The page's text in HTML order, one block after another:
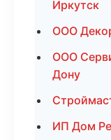
Иркутск
ООО
ООО
Дону
ИП Дом